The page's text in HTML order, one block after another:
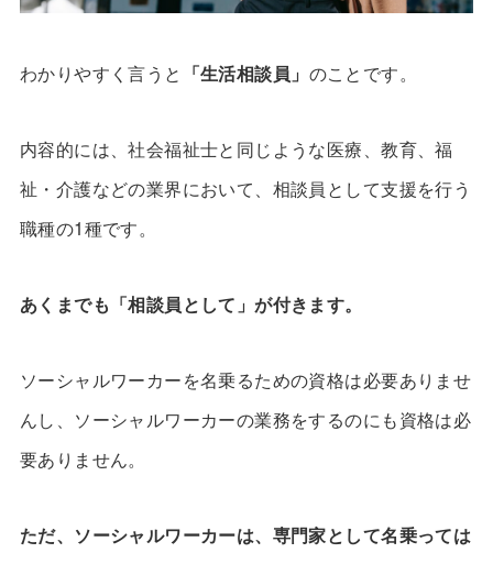
わかりやすく言うと 「生活相談員」 のことです。
内容的には、社会福祉士と同じような医療、教育、福
祉・介護などの業界において、相談員として支援を行う
職種の1種です。
あくまでも「相談員として」が付きます。
ソーシャルワーカーを名乗るための資格は必要ありませ
んし、ソーシャルワーカーの業務をするのにも資格は必
要ありません。
ただ、ソーシャルワーカーは、専門家として名乗っては